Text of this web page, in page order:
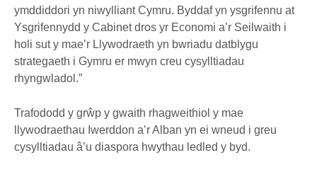
ymddiddori yn niwylliant Cymru. Byddaf yn ysgrifennu at
Ysgrifennydd y Cabinet dros yr Economi a’r Seilwaith i
holi sut y mae’r Llywodraeth yn bwriadu datblygu
strategaeth i Gymru er mwyn creu cysylltiadau
rhyngwladol.”
Trafododd y grŵp y gwaith rhagweithiol y mae
llywodraethau Iwerddon a’r Alban yn ei wneud i greu
cysylltiadau â’u diaspora hwythau ledled y byd.